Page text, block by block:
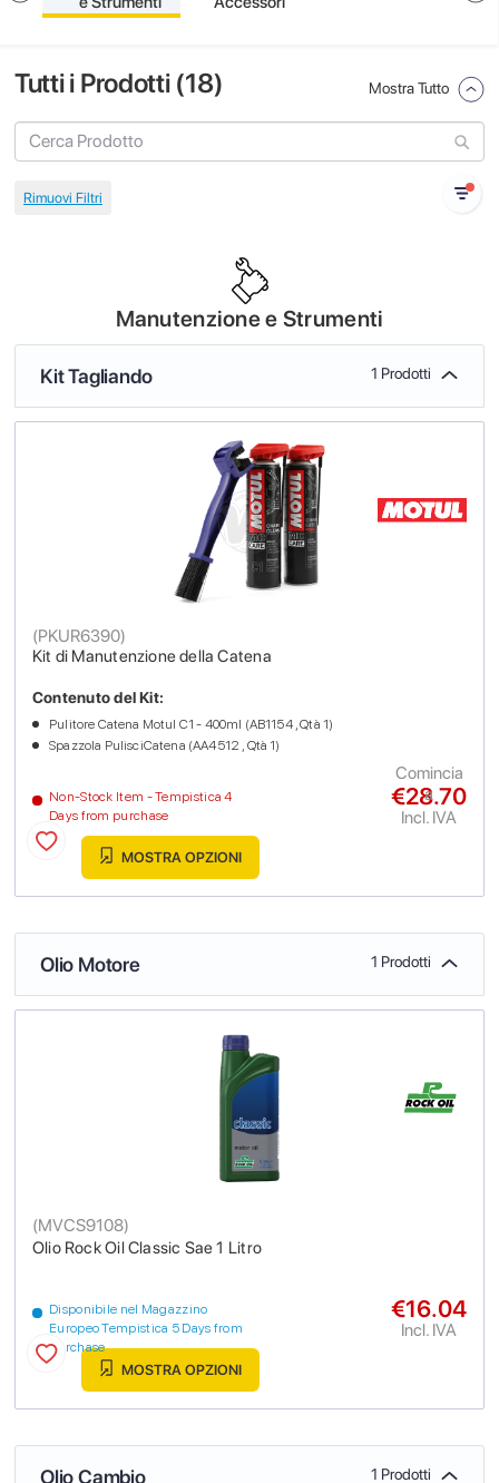
Tutti i Prodotti (18) Mostra Tutto
Manutenzione e Strumenti
Kit Tagliando 1 Prodotti
Kit di Manutenzione della Catena
(PKUR6390)
Non-Stock Item - Tempistica 4
Days from purchase
Contenuto del Kit:
Pulitore Catena Motul C1 - 400ml (AB1154 , Qtà 1)
Spazzola PulisciCatena (AA4512 , Qtà 1)
€28.70
Incl. IVA
Comincia
a
MOSTRA OPZIONI
Olio Motore 1 Prodotti
Olio Rock Oil Classic Sae 1 Litro
(MVCS9108)
Disponibile nel Magazzino
Europeo Tempistica 5 Days from
purchase
€16.04
Incl. IVA
MOSTRA OPZIONI
Olio Cambio 1 Prodotti